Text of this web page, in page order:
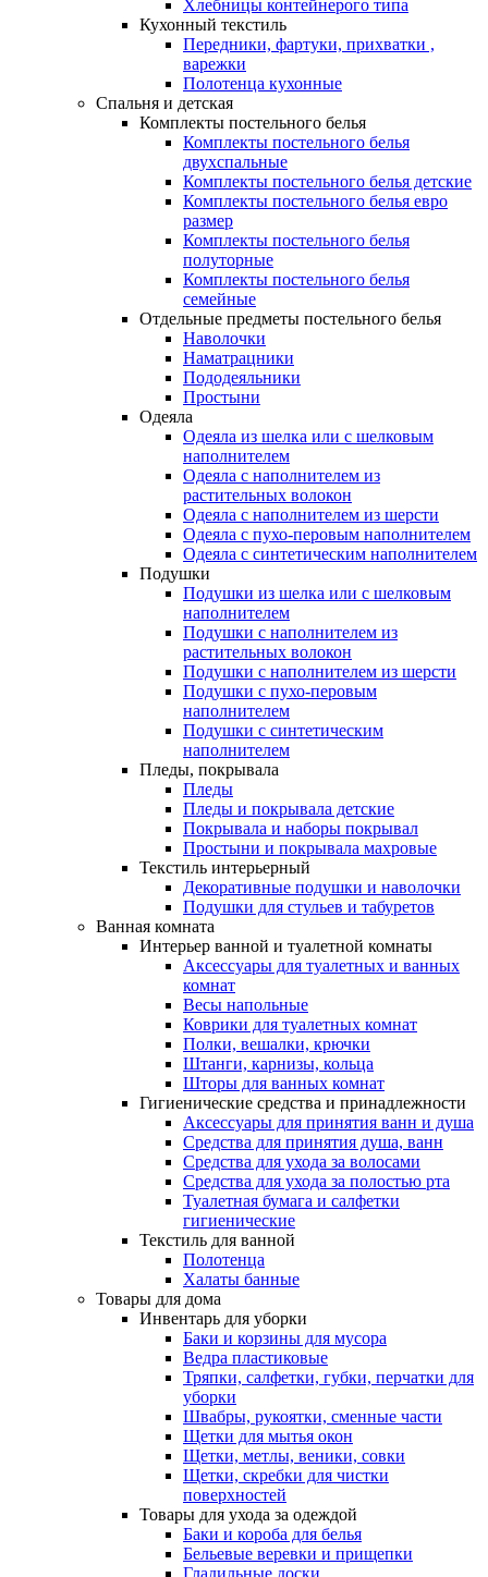
Хлебницы контейнерого типа
Кухонный текстиль
Передники, фартуки, прихватки ,
варежки
Полотенца кухонные
Спальня и детская
Комплекты постельного белья
Комплекты постельного белья
двухспальные
Комплекты постельного белья детские
Комплекты постельного белья евро
размер
Комплекты постельного белья
полуторные
Комплекты постельного белья
семейные
Отдельные предметы постельного белья
Наволочки
Наматрацники
Пододеяльники
Простыни
Одеяла
Одеяла из шелка или с шелковым
наполнителем
Одеяла с наполнителем из
растительных волокон
Одеяла с наполнителем из шерсти
Одеяла с пухо-перовым наполнителем
Одеяла с синтетическим наполнителем
Подушки
Подушки из шелка или с шелковым
наполнителем
Подушки с наполнителем из
растительных волокон
Подушки с наполнителем из шерсти
Подушки с пухо-перовым
наполнителем
Подушки с синтетическим
наполнителем
Пледы, покрывала
Пледы
Пледы и покрывала детские
Покрывала и наборы покрывал
Простыни и покрывала махровые
Текстиль интерьерный
Декоративные подушки и наволочки
Подушки для стульев и табуретов
Ванная комната
Интерьер ванной и туалетной комнаты
Аксессуары для туалетных и ванных
комнат
Весы напольные
Коврики для туалетных комнат
Полки, вешалки, крючки
Штанги, карнизы, кольца
Шторы для ванных комнат
Гигиенические средства и принадлежности
Аксессуары для принятия ванн и душа
Средства для принятия душа, ванн
Средства для ухода за волосами
Средства для ухода за полостью рта
Туалетная бумага и салфетки
гигиенические
Текстиль для ванной
Полотенца
Халаты банные
Товары для дома
Инвентарь для уборки
Баки и корзины для мусора
Ведра пластиковые
Тряпки, салфетки, губки, перчатки для
уборки
Швабры, рукоятки, сменные части
Щетки для мытья окон
Щетки, метлы, веники, совки
Щетки, скребки для чистки
поверхностей
Товары для ухода за одеждой
Баки и короба для белья
Бельевые веревки и прищепки
Гладильные доски